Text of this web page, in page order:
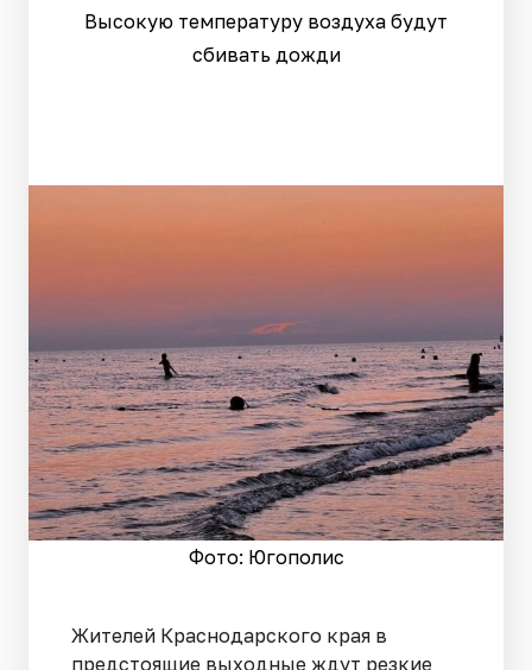
Высокую температуру воздуха будут
сбивать дожди
Фото: Югополис
Жителей Краснодарского края в
предстоящие выходные ждут резкие